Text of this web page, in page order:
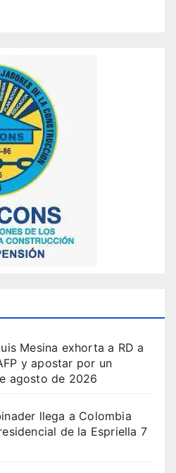
Mesina exhorta a RD a
y apostar por un
agosto de 2026
llega a Colombia
de la Espriella 7